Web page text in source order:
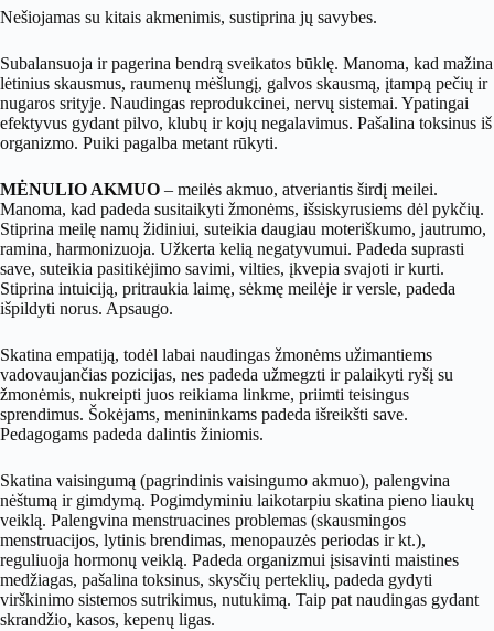
Nešiojamas su kitais akmenimis, sustiprina jų savybes.
Subalansuoja ir pagerina bendrą sveikatos būklę. Manoma, kad mažina
lėtinius skausmus, raumenų mėšlungį, galvos skausmą, įtampą pečių ir
nugaros srityje. Naudingas reprodukcinei, nervų sistemai. Ypatingai
efektyvus gydant pilvo, klubų ir kojų negalavimus. Pašalina toksinus iš
organizmo. Puiki pagalba metant rūkyti.
MĖNULIO AKMUO – meilės akmuo, atveriantis širdį meilei.
Manoma, kad padeda susitaikyti žmonėms, išsiskyrusiems dėl pykčių.
Stiprina meilę namų židiniui, suteikia daugiau moteriškumo, jautrumo,
ramina, harmonizuoja. Užkerta kelią negatyvumui. Padeda suprasti
save, suteikia pasitikėjimo savimi, vilties, įkvepia svajoti ir kurti.
Stiprina intuiciją, pritraukia laimę, sėkmę meilėje ir versle, padeda
išpildyti norus. Apsaugo.
Skatina empatiją, todėl labai naudingas žmonėms užimantiems
vadovaujančias pozicijas, nes padeda užmegzti ir palaikyti ryšį su
žmonėmis, nukreipti juos reikiama linkme, priimti teisingus
sprendimus. Šokėjams, menininkams padeda išreikšti save.
Pedagogams padeda dalintis žiniomis.
Skatina vaisingumą (pagrindinis vaisingumo akmuo), palengvina
nėštumą ir gimdymą. Pogimdyminiu laikotarpiu skatina pieno liaukų
veiklą. Palengvina menstruacines problemas (skausmingos
menstruacijos, lytinis brendimas, menopauzės periodas ir kt.),
reguliuoja hormonų veiklą. Padeda organizmui įsisavinti maistines
medžiagas, pašalina toksinus, skysčių perteklių, padeda gydyti
virškinimo sistemos sutrikimus, nutukimą. Taip pat naudingas gydant
skrandžio, kasos, kepenų ligas.